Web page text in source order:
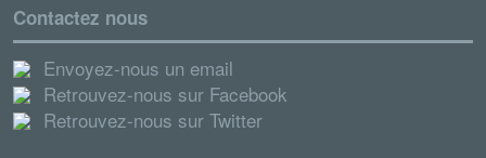
Contactez nous
Envoyez-nous un email
Retrouvez-nous sur Facebook
Retrouvez-nous sur Twitter